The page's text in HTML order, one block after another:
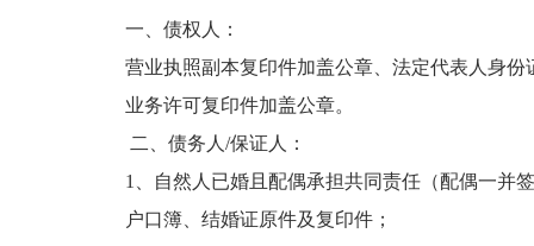
一、债权人：
营业执照副本复印件加盖公章、法定代表人身
业务许可复印件加盖公章。
二、债务人/保证人：
1、自然人已婚且配偶承担共同责任（配偶一并
户口簿、结婚证原件及复印件；